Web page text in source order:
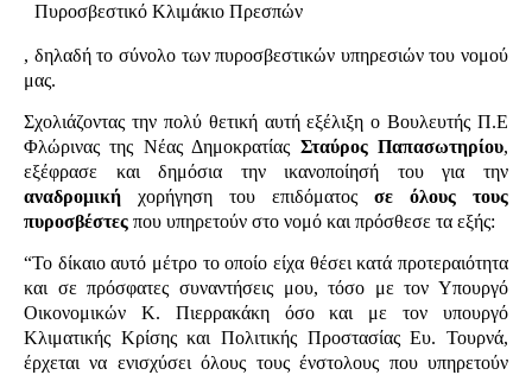
Πυροσβεστικό Κλιμάκιο Πρεσπών
, δηλαδή το σύνολο των πυροσβεστικών υπηρεσιών του νομού
μας.
Σχολιάζοντας την πολύ θετική αυτή εξέλιξη ο Βουλευτής Π.Ε
Φλώρινας της Νέας Δημοκρατίας Σταύρος Παπασωτηρίου,
εξέφρασε και δημόσια την ικανοποίησή του για την
αναδρομική χορήγηση του επιδόματος σε όλους τους
πυροσβέστες που υπηρετούν στο νομό και πρόσθεσε τα εξής:
“Το δίκαιο αυτό μέτρο το οποίο είχα θέσει κατά προτεραιότητα
και σε πρόσφατες συναντήσεις μου, τόσο με τον Υπουργό
Οικονομικών Κ. Πιερρακάκη όσο και με τον υπουργό
Κλιματικής Κρίσης και Πολιτικής Προστασίας Ευ. Τουρνά,
έρχεται να ενισχύσει όλους τους ένστολους που υπηρετούν